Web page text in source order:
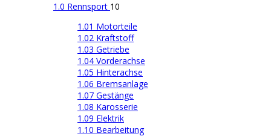
1.0 Rennsport 10
1.01 Motorteile
1.02 Kraftstoff
1.03 Getriebe
1.04 Vorderachse
1.05 Hinterachse
1.06 Bremsanlage
1.07 Gestänge
1.08 Karosserie
1.09 Elektrik
1.10 Bearbeitung